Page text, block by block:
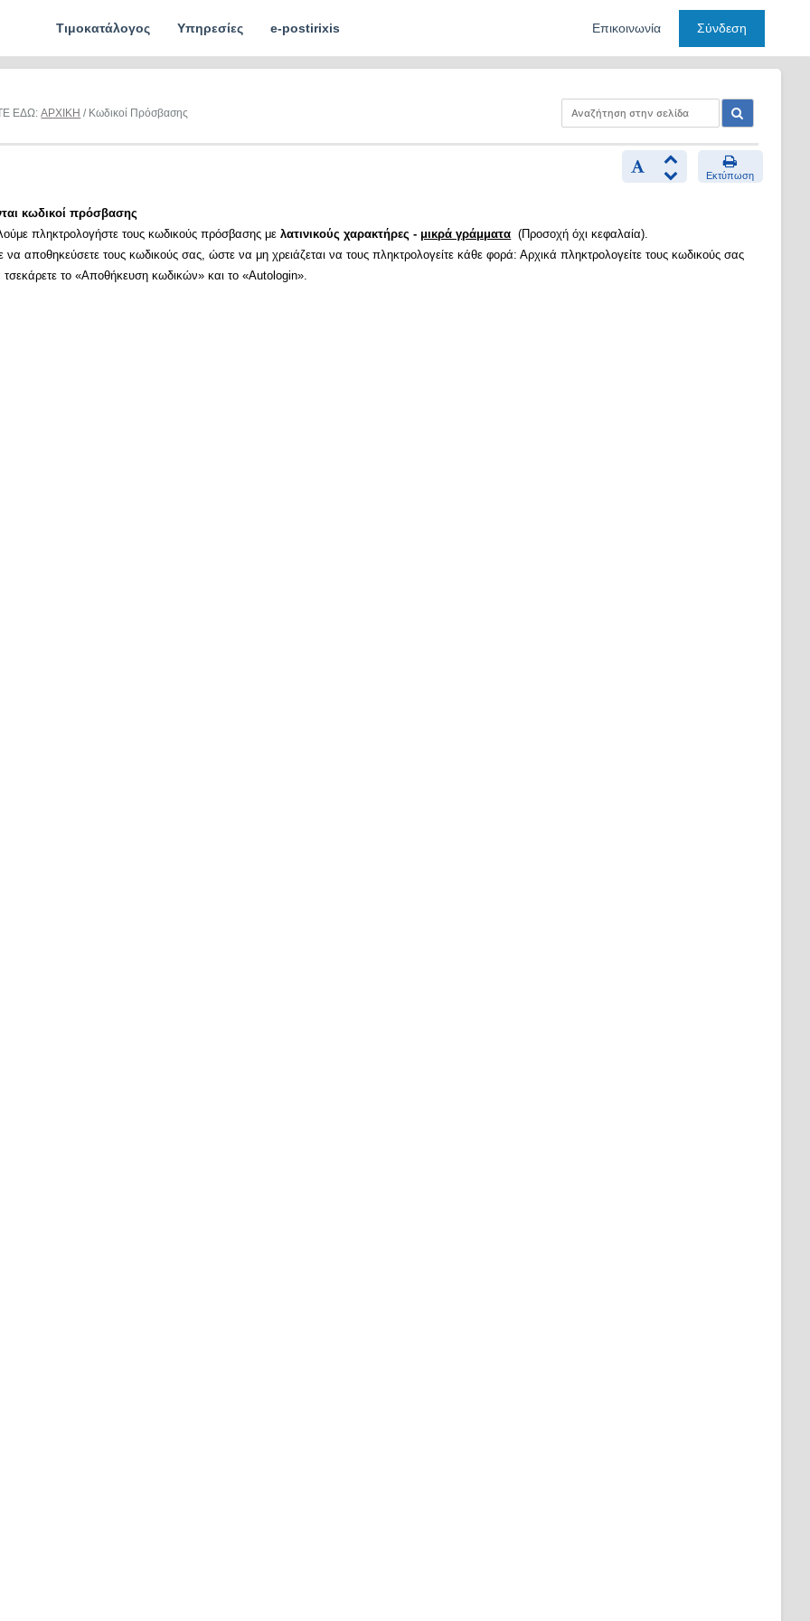
Τιμοκατάλογος Υπηρεσίες e-postirixis Επικοινωνία Σύνδεση
ΕΔΩ:ΑΡΧΙΚΗ / Κωδικοί Πρόσβασης
Εκτύπωση
κωδικοί πρόσβασης
πληκτρολογήστε τους κωδικούς πρόσβασης μελατινικούς χαρακτήρες - μικρά γράμματα (Προσοχή όχι κεφαλαία).
να αποθηκεύσετε τους κωδικούς σας, ώστε να μη χρειάζεται να τους πληκτρολογείτε κάθε φορά: Αρχικά πληκτρολογείτε τους κωδικούς σας
τσεκάρετε το «Αποθήκευση κωδικών» και το «Autologin».